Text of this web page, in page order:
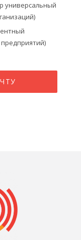
универсальный